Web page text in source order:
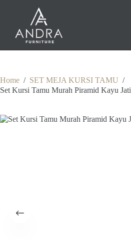
Home / SET MEJA KURSI TAMU /
Set Kursi Tamu Murah Piramid Kayu Jati